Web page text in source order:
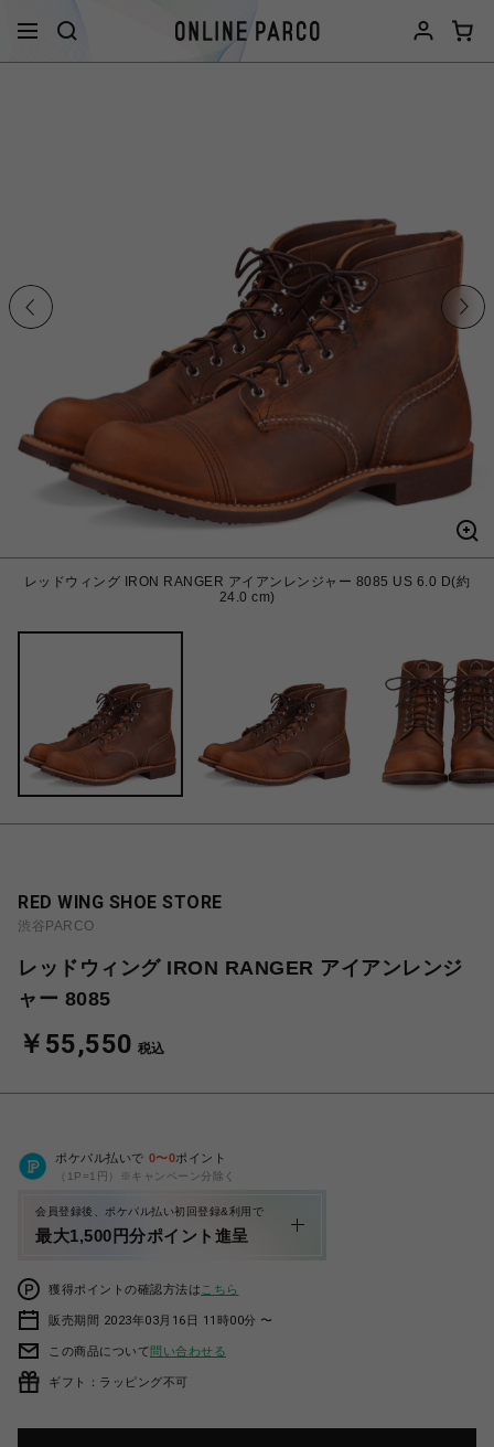
レッドウィング IRON RANGER アイアンレンジャー 8085 US 6.0 D(約
24.0 cm)
RED WING SHOE STORE
渋谷PARCO
レッドウィング IRON RANGER アイアンレンジ
ャー 8085
￥55,550 税込
ポケパル払いで 0〜0ポイント
（1P=1円）※キャンペーン分除く
会員登録後、ポケパル払い初回登録&利用で
最大1,500円分ポイント進呈
獲得ポイントの確認方法は こちら
販売期間 2023年03月16日 11時00分 〜
この商品について問い合わせる
ギフト：ラッピング不可